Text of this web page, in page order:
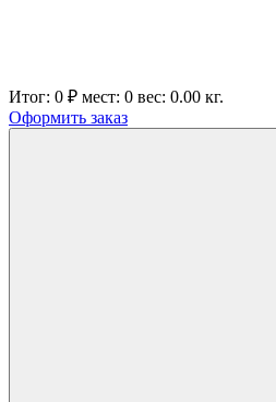
Итог: 0 ₽ мест: 0 вес: 0.00 кг.
Оформить заказ